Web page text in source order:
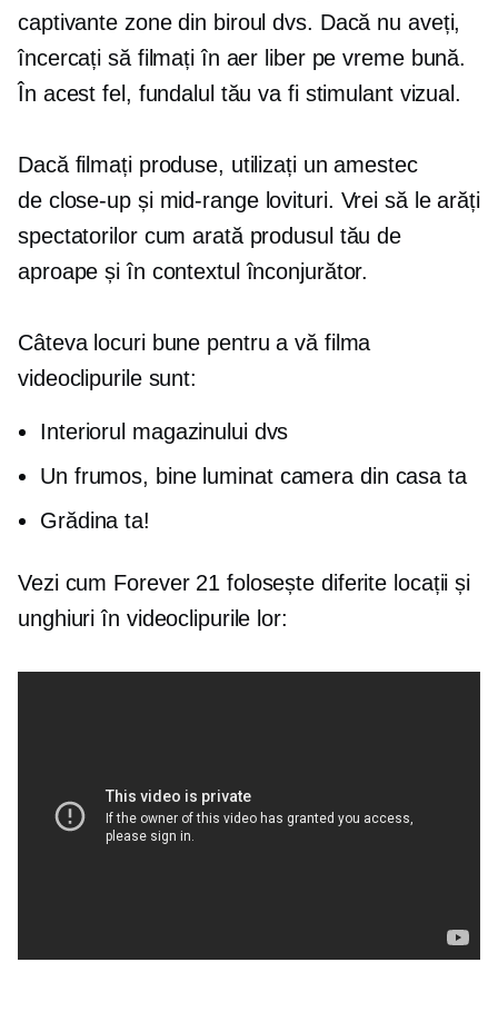
captivante zone din biroul dvs. Dacă nu aveți,
încercați să filmați în aer liber pe vreme bună.
În acest fel, fundalul tău va fi stimulant vizual.
Dacă filmați produse, utilizați un amestec
de close-upși mid-rangelovituri. Vrei să le arăți
spectatorilor cum arată produsul tău de
aproape și în contextul înconjurător.
Câteva locuri bune pentru a vă filma
videoclipurile sunt:
Interiorul magazinului dvs
Un frumos, bine luminatcamera din casa ta
Grădina ta!
Vezi cum Forever 21 folosește diferite locații și
unghiuri în videoclipurile lor: